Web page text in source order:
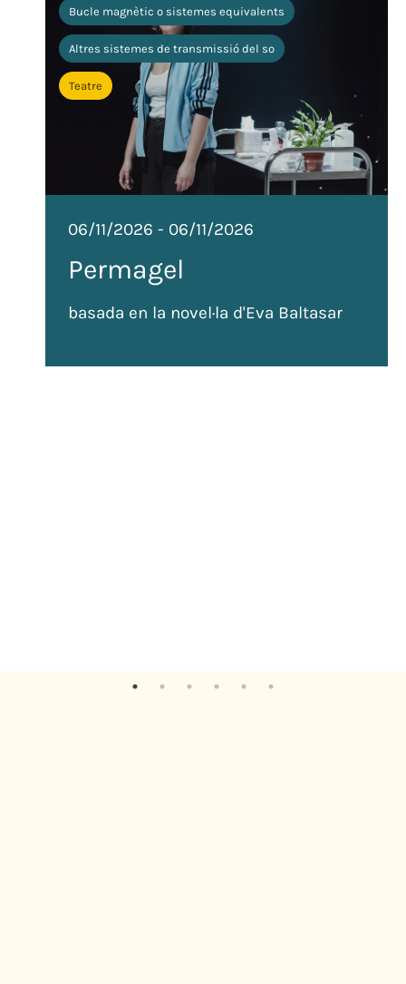
Bucle magnètic o sistemes equivalents
Altres sistemes de transmissió del so
Teatre
06/11/2026 - 06/11/2026
Permagel
basada en la novel·la d'Eva Baltasar